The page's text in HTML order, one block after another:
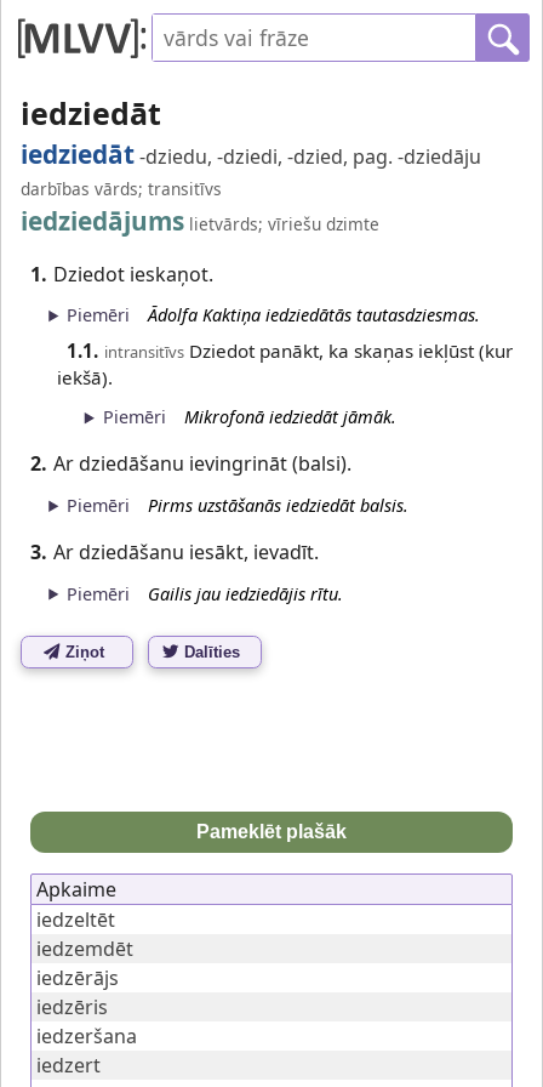
iedziedāt
iedziedāt-dziedu, -dziedi, -dzied, pag. -dziedāju
darbības vārds; transitīvs
iedziedājums lietvārds; vīriešu dzimte
1. Dziedot ieskaņot.
Piemēri Ādolfa Kaktiņa iedziedātās tautasdziesmas.
1.1. intransitīvs Dziedot panākt, ka skaņas iekļūst (kur
iekšā).
Piemēri Mikrofonā iedziedāt jāmāk.
2. Ar dziedāšanu ievingrināt (balsi).
Piemēri Pirms uzstāšanās iedziedāt balsis.
3. Ar dziedāšanu iesākt, ievadīt.
Piemēri Gailis jau iedziedājis rītu.
Ziņot Dalīties
Pameklēt plašāk
Apkaime
iedzeltēt
iedzemdēt
iedzērājs
iedzēris
iedzeršana
iedzert